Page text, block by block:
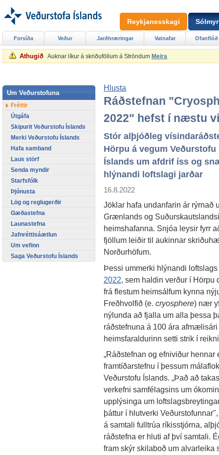
Athugið Auknar líkur á skriðuföllum á Ströndum Meira
Hlusta
Ráðstefnan
2022" hefst í næstu
Stór alþjóðleg
Hörpu á vegum Veðurstofu
Íslands um afdrif íss og
hlýnandi loftslagi jarðar
16.8.2022
Jöklar hafa undanfarin ár rýrnað
Grænlands og
heimshafanna. Snjóa leysir fyrr
fjöllum leiðir til aukinnar
Norðurhöfum.
Þessi ummerki hlýnandi
2022, sem haldin verður í Hörpu
frá flestum heimsálfum kynna
Freðhvolfið (e. cryosphere) nær
nýlunda að fjalla um alla þessa
ráðstefnuna á 100 ára
heimsfaraldurinn setti strik í
„Ráðstefnan og efniviður
framtíðarstefnu í þessum
Veðurstofu Íslands. „Það að
verkefni samfélagsins um
upplýsinga um
þáttur í hlutverki
á samtali fulltrúa ríkisstjórna,
ráðstefna er hluti af því samtali.
fram skýr skilaboð um alvarleika
Forsíða Veður Jarðhræringar Vatnafar Ofanflóð
Um Veðurstofuna
Fréttir
Útgáfa
Skipurit Veðurstofu Íslands
Merki Veðurstofu Íslands
Hafa samband
Laus störf
Senda myndir
Starfsfólk
Þjónusta
Lög og reglugerðir
Gæðastefna
Launastefna
Jafnréttisáætlun
Um vefinn
Saga Veðurstofu Íslands
Reykjanesskagi